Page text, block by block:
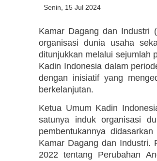
Senin, 15 Jul 2024
Kamar Dagang dan Industri
organisasi dunia usaha
ditunjukkan melalui sejumlah
Kadin Indonesia dalam
dengan inisiatif yang
berkelanjutan.
Ketua Umum Kadin
satunya induk organisasi
pembentukannya
Kamar Dagang dan Industri.
2022 tentang Perubahan